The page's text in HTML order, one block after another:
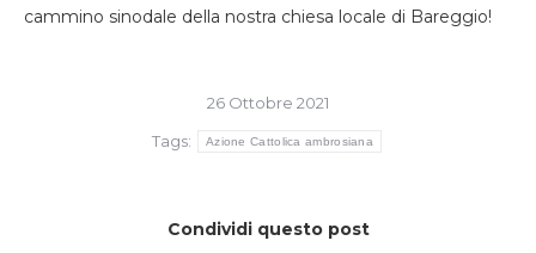
cammino sinodale della nostra chiesa locale di Bareggio!
26 Ottobre 2021
Tags:
Azione Cattolica ambrosiana
Condividi questo post